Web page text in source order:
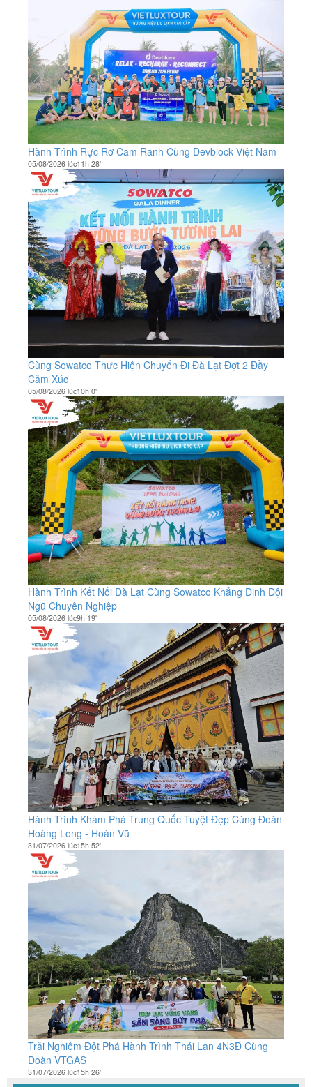
Hành Trình Rực Rỡ Cam Ranh Cùng Devblock Việt Nam
05/08/2026 lúc11h 28'
Cùng Sowatco Thực Hiện Chuyến Đi Đà Lạt Đợt 2 Đầy
Cảm Xúc
05/08/2026 lúc10h 0'
Hành Trình Kết Nối Đà Lạt Cùng Sowatco Khẳng Định Đội
Ngũ Chuyên Nghiệp
05/08/2026 lúc9h 19'
Hành Trình Khám Phá Trung Quốc Tuyệt Đẹp Cùng Đoàn
Hoàng Long - Hoàn Vũ
31/07/2026 lúc15h 52'
Trải Nghiệm Đột Phá Hành Trình Thái Lan 4N3Đ Cùng
Đoàn VTGAS
31/07/2026 lúc15h 26'